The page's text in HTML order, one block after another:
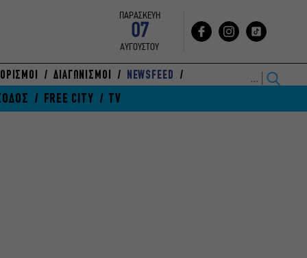
ΠΑΡΑΣΚΕΥΗ
07
ΑΥΓΟΥΣΤΟΥ
ΔΙΑΓΩΝΙΣΜΟΙ NEWSFEED
FREE CITY TV